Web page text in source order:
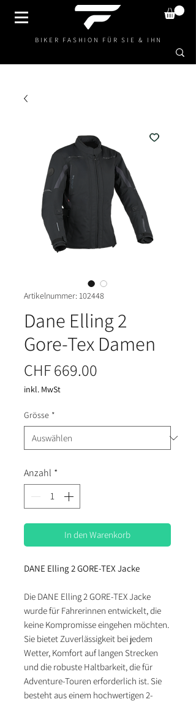
BIKER FASHION FÜR SIE & IHN
Artikelnummer: 102448
Dane Elling 2
Gore-Tex Damen
CHF 669.00
inkl. MwSt
Grösse *
Anzahl *
In den Warenkorb
DANE Elling 2 GORE-TEX Jacke
Die DANE Elling 2 GORE-TEX Jacke
wurde für Fahrerinnen entwickelt, die
keine Kompromisse eingehen möchten.
Sie bietet Zuverlässigkeit bei jedem
Wetter, Komfort auf langen Strecken
und die robuste Haltbarkeit, die für
Adventure-Touren erforderlich ist. Sie
besteht aus einem hochwertigen 2-